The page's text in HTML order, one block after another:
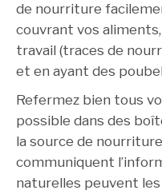
de nourriture
couvrant vos
travail (traces de
et en ayant des
Refermez bien tous
possible dans des
la source de
communiquent
naturelles peuvent